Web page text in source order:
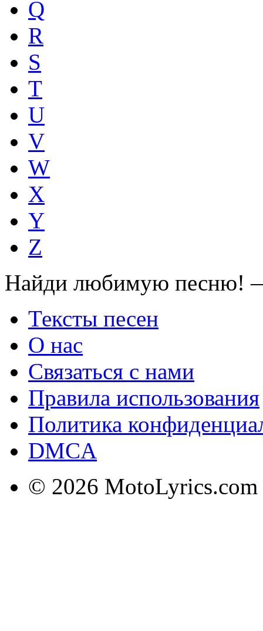
Q
R
S
T
U
V
W
X
Y
Z
Найди любимую песню!
Тексты песен
О нас
Связаться с нами
Правила использования
Политика
DMCA
© 2026